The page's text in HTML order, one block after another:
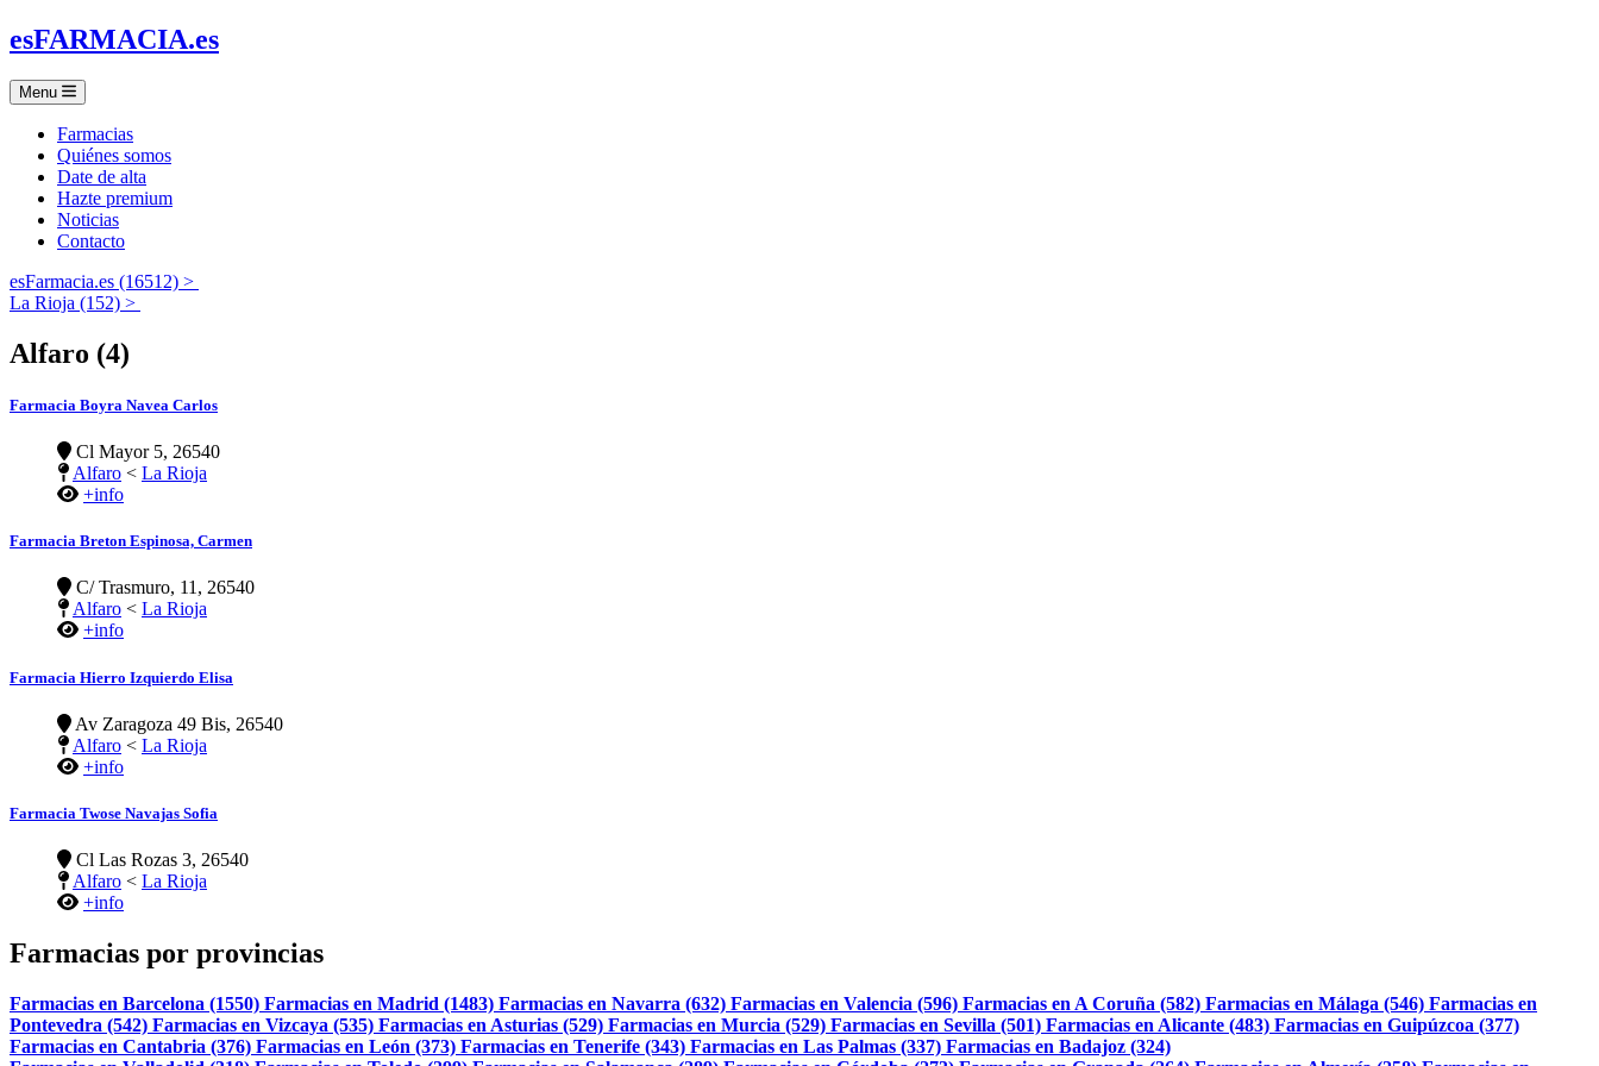
esFARMACIA.es
Menu
Farmacias
Quiénes somos
Date de alta
Hazte premium
Noticias
Contacto
esFarmacia.es (16512) >
La Rioja (152) >
Alfaro (4)
Farmacia Boyra Navea Carlos
Cl Mayor 5, 26540
Alfaro < La Rioja
+info
Farmacia Breton Espinosa, Carmen
C/ Trasmuro, 11, 26540
Alfaro < La Rioja
+info
Farmacia Hierro Izquierdo Elisa
Av Zaragoza 49 Bis, 26540
Alfaro < La Rioja
+info
Farmacia Twose Navajas Sofia
Cl Las Rozas 3, 26540
Alfaro < La Rioja
+info
Farmacias por provincias
Farmacias en Barcelona (1550) Farmacias en Madrid (1483) Farmacias en Navarra (632) Farmacias en Valencia (596) Farmacias en A Coruña (582) Farmacias en Málaga (546) Farmacias en
Pontevedra (542) Farmacias en Vizcaya (535) Farmacias en Asturias (529) Farmacias en Murcia (529) Farmacias en Sevilla (501) Farmacias en Alicante (483) Farmacias en Guipúzcoa (377)
Farmacias en Cantabria (376) Farmacias en León (373) Farmacias en Tenerife (343) Farmacias en Las Palmas (337) Farmacias en Badajoz (324)